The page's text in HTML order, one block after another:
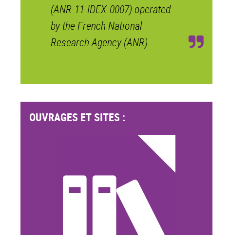
(ANR-11-IDEX-0007) operated
by the French National
Research Agency (ANR).
OUVRAGES ET SITES :